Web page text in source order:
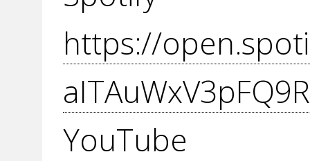
https://